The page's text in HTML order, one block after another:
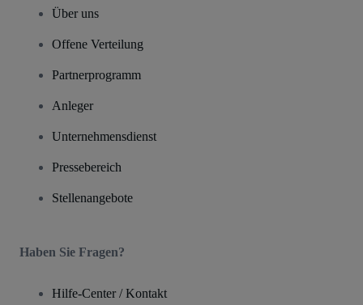
Über uns
Offene Verteilung
Partnerprogramm
Anleger
Unternehmensdienst
Pressebereich
Stellenangebote
Haben Sie Fragen?
Hilfe-Center / Kontakt